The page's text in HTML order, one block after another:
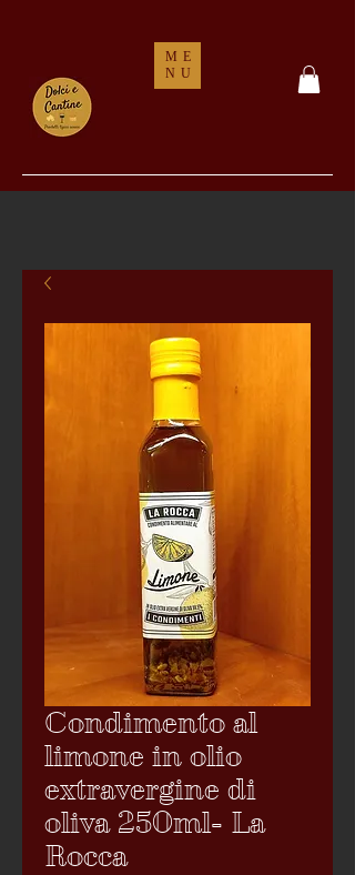
ME
NU
Condimento al
limone in olio
extravergine di
oliva 250ml- La
Rocca